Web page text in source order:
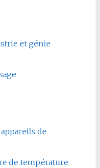
et génie
de
de température